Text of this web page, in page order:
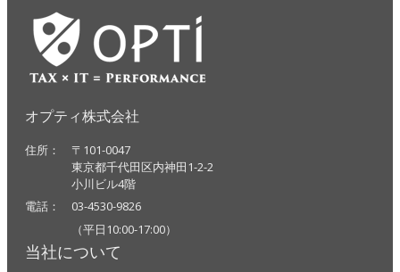
オプティ株式会社
住所： 〒101-0047
東京都千代田区内神田1-2-2
小川ビル4階
電話： 03-4530-9826
（平日10:00-17:00）
当社について